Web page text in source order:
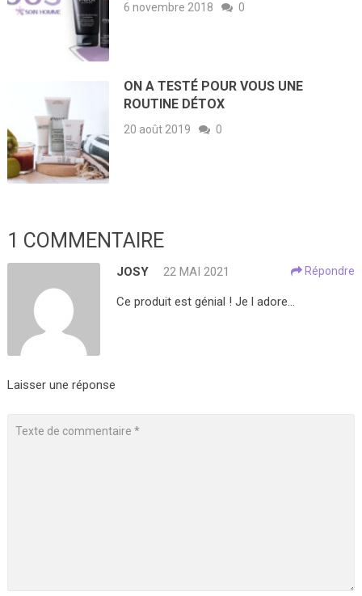
6 novembre 2018 0
ON A TESTÉ POUR VOUS UNE
ROUTINE DÉTOX
20 août 2019 0
1 COMMENTAIRE
JOSY 22 MAI 2021 Répondre
Ce produit est génial ! Je l adore…
Laisser une réponse